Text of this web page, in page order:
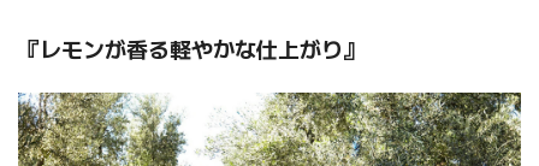
『レモンが香る軽やかな仕上がり』